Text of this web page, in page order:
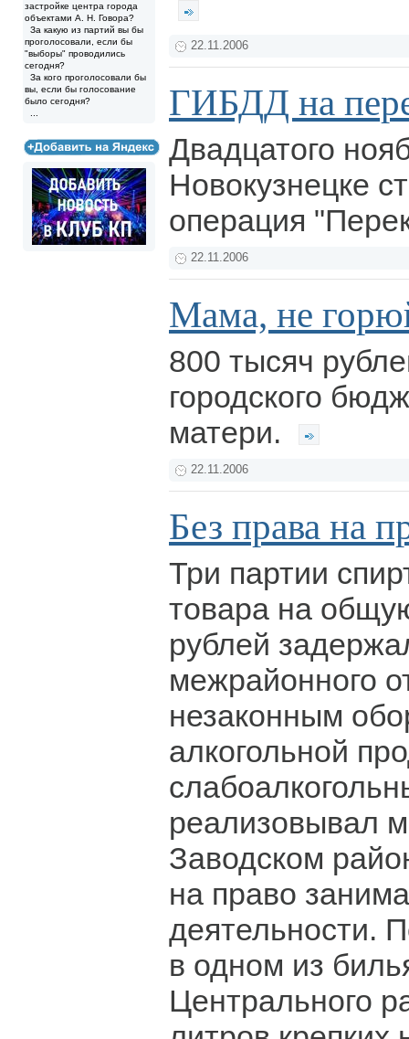
застройке центра города
объектами А. Н. Говора?
За какую из партий вы бы
проголосовали, если бы
"выборы" проводились
сегодня?
За кого проголосовали бы
вы, если бы голосование
было сегодня?
22.11.2006
ГИБДД на
Двадцатого
Новокузнецке
операция
22.11.2006
Мама, не
800 тысяч
городского
матери.
22.11.2006
Без права на
Три партии
товара на
рублей
межрайонного
незаконным
алкогольной
реализовывал
Заводском
на право
деятельности.
в одном из
Центрального